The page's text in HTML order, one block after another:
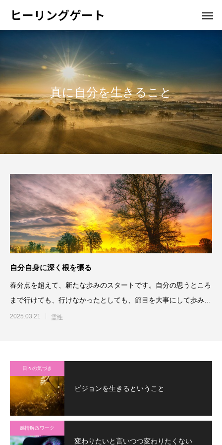
ヒーリングゲート
真に自分を生きること
自分自身に深く根を張る
春分点を超えて、新たな歩みのスタートです。自分の思うところ
まで行けても、行けなかったとしても、節目を大事にして歩みを
進めることで、
2025.03.21 霊性
日々の気づき
ビジョンを生きるということ
感情解放ワーク
変わりたいと言いつつ変わりたくない